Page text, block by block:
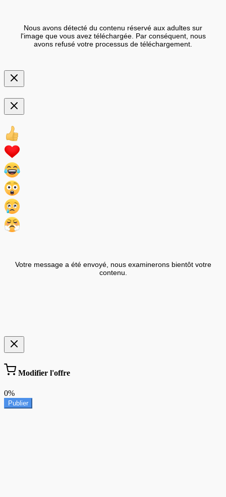
Nous avons détecté du contenu réservé aux adultes sur
l'image que vous avez téléchargée. Par conséquent, nous
avons refusé votre processus de téléchargement.
Votre message a été envoyé, nous examinerons bientôt votre
contenu.
Modifier l'offre
0%
Publier